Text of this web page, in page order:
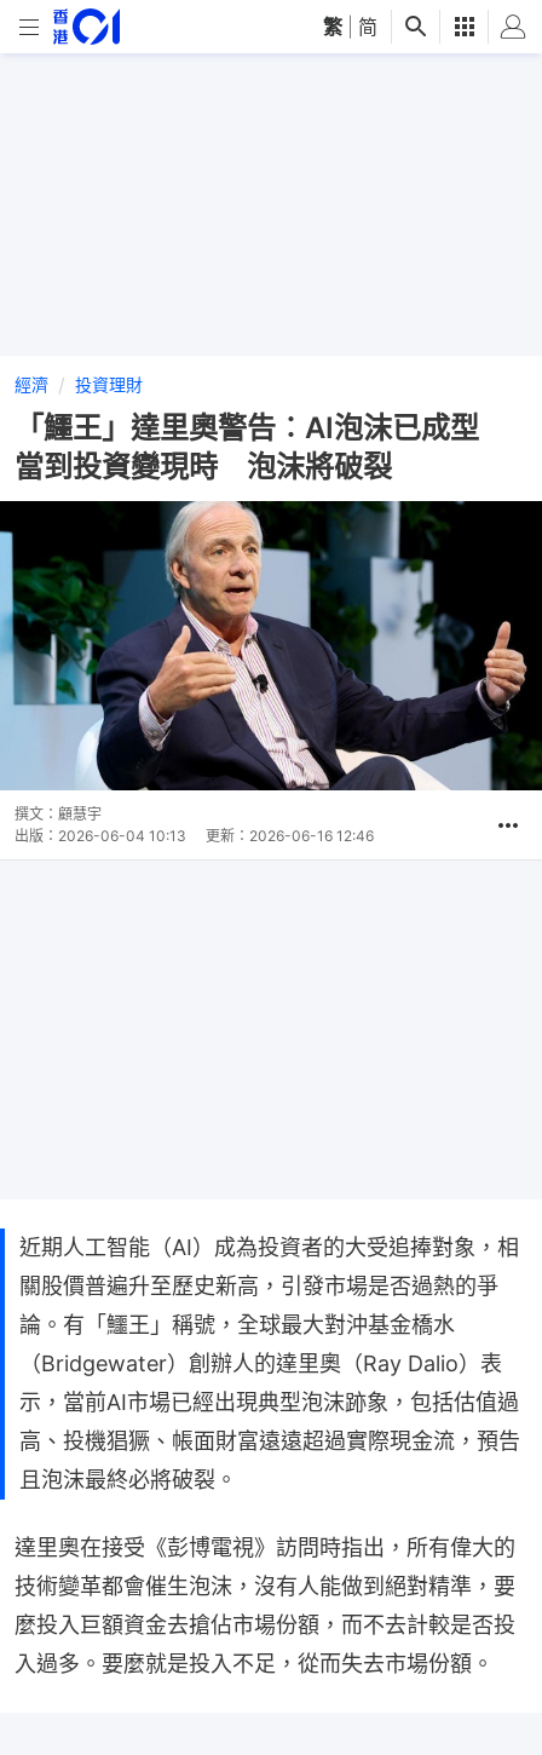
繁 简
經濟 投資理財
「鱷王」達里奧警告︰AI泡沫已成型
當到投資變現時 泡沫將破裂
撰文： 顧慧宇
出版： 2026-06-04 10:13 更新： 2026-06-16 12:46
近期人工智能（AI）成為投資者的大受追捧對象，相
關股價普遍升至歷史新高，引發市場是否過熱的爭
論。有「鱷王」稱號，全球最大對沖基金橋水
（Bridgewater）創辦人的達里奧（Ray Dalio）表
示，當前AI市場已經出現典型泡沫跡象，包括估值過
高、投機猖獗、帳面財富遠遠超過實際現金流，預告
且泡沫最終必將破裂。
達里奧在接受《彭博電視》訪問時指出，所有偉大的
技術變革都會催生泡沫，沒有人能做到絕對精準，要
麼投入巨額資金去搶佔市場份額，而不去計較是否投
入過多。要麼就是投入不足，從而失去市場份額。